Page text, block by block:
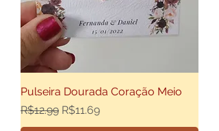
Pulseira Dourada Coração Meio
Regular Price
R$12.99 Sale Price
R$11.69